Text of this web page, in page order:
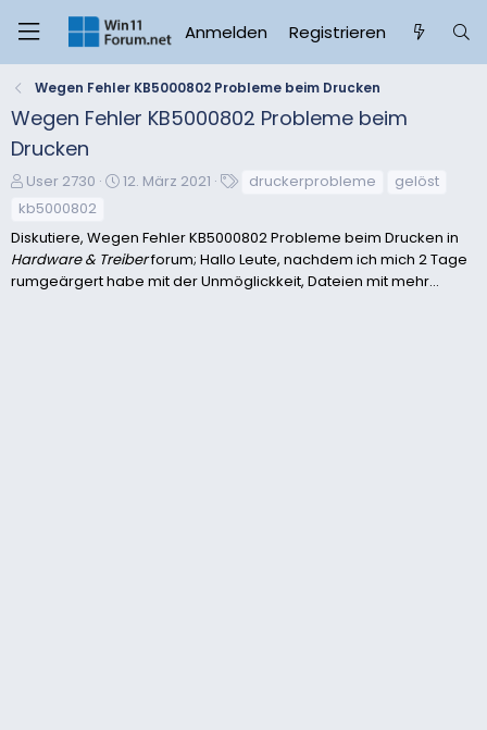
Anmelden Registrieren
Wegen Fehler KB5000802 Probleme beim Drucken
Wegen Fehler KB5000802 Probleme beim
Drucken
E
r
t
e
l
User 2730
E
t
e
l
12. März 2021
l
a
g
druckerprobleme
gelöst
kb5000802
Diskutiere, Wegen Fehler KB5000802 Probleme beim Drucken in
Hardware & Treiberforum; Hallo Leute, nachdem ich mich 2 Tage
rumgeärgert habe mit der Unmöglickkeit, Dateien mit mehr...